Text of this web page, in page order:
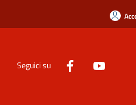
Seguici su